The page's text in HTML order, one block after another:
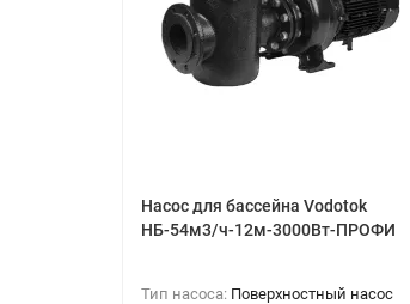
Насос для бассейна Vodotok
НБ-54м3/ч-12м-3000Вт-ПРОФИ
Тип насоса: Поверхностный насос